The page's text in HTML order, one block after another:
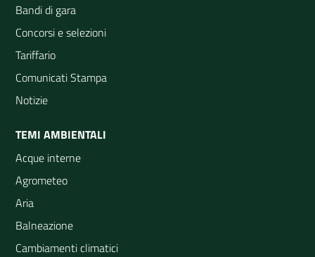
Bandi di gara
Concorsi e selezioni
Tariffario
Comunicati Stampa
Notizie
TEMI AMBIENTALI
Acque interne
Agrometeo
Aria
Balneazione
Cambiamenti climatici